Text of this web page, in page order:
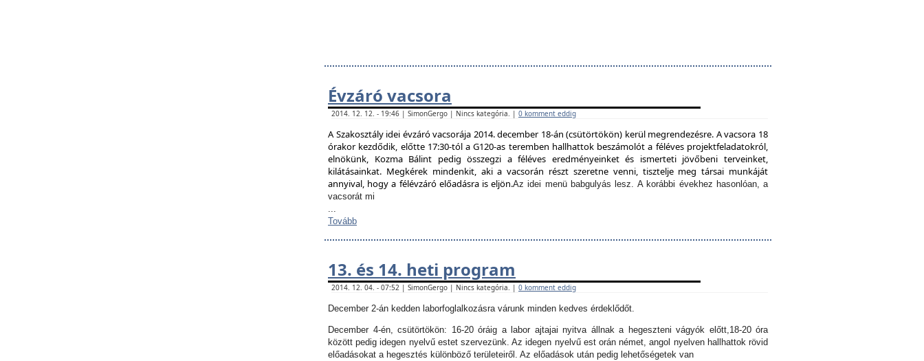
Évzáró vacsora
2014. 12. 12. - 19:46 | SimonGergo | Nincs kategória. | 0 komment eddig
A Szakosztály idei évzáró vacsorája 2014. december 18-án (csütörtökön) kerül megrendezésre. A vacsora 18
órakor kezdődik, előtte 17:30-tól a G120-as teremben hallhattok beszámolót a féléves projektfeladatokról,
elnökünk, Kozma Bálint pedig összegzi a féléves eredményeinket és ismerteti jövőbeni terveinket,
kilátásainkat. Megkérek mindenkit, aki a vacsorán részt szeretne venni, tisztelje meg társai munkáját
annyival, hogy a félévzáró előadásra is eljön.Az idei menü babgulyás lesz.A korábbi évekhez hasonlóan, a
vacsorát mi
...
Tovább
13. és 14. heti program
2014. 12. 04. - 07:52 | SimonGergo | Nincs kategória. | 0 komment eddig
December 2-án kedden laborfoglalkozásra várunk minden kedves érdeklődőt.
December 4-én, csütörtökön: 16-20 óráig a labor ajtajai nyitva állnak a hegeszteni vágyók előtt,18-20 óra
között pedig idegen nyelvű estet szervezünk. Az idegen nyelvű est orán német, angol nyelven hallhattok rövid
előadásokat a hegesztés különböző területeiről. Az előadások után pedig lehetőségetek van